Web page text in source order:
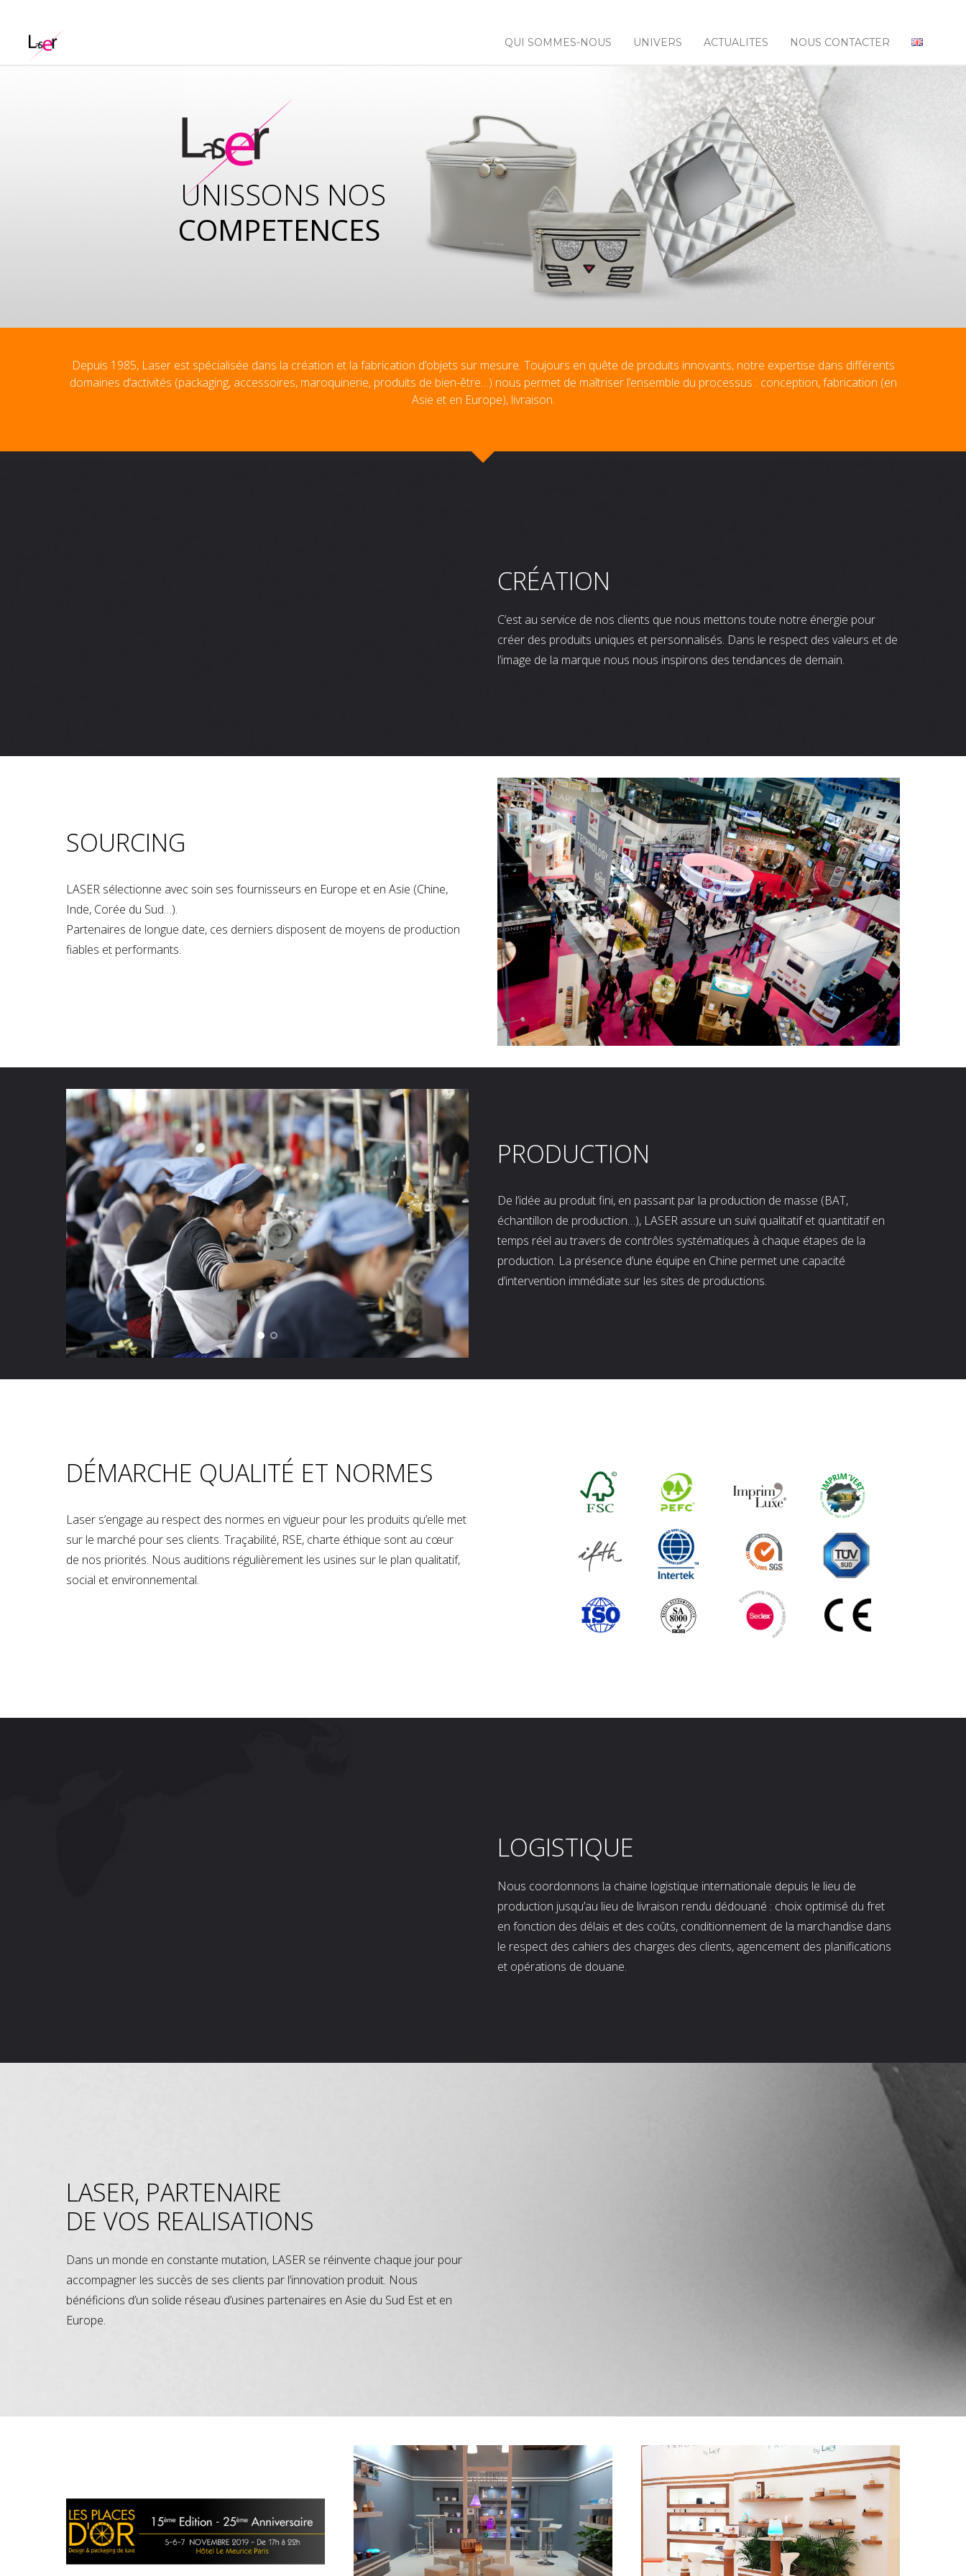
QUI SOMMES-NOUS UNIVERS ACTUALITES NOUS CONTACTER
COMPETENCES
UNISSONS NOS
Depuis 1985, Laser est spécialisée dans la création et la fabrication d’objets sur mesure. Toujours en quête de produits innovants, notre expertise dans différents
domaines d’activités (packaging, accessoires, maroquinerie, produits de bien-être…) nous permet de maîtriser l’ensemble du processus : conception, fabrication (en
Asie et en Europe), livraison.
CRÉATION
C’est au service de nos clients que nous mettons toute notre énergie pour
créer des produits uniques et personnalisés. Dans le respect des valeurs et de
l’image de la marque nous nous inspirons des tendances de demain.
SOURCING
LASER sélectionne avec soin ses fournisseurs en Europe et en Asie (Chine,
Inde, Corée du Sud…).
Partenaires de longue date, ces derniers disposent de moyens de production
fiables et performants.
PRODUCTION
De l’idée au produit fini, en passant par la production de masse (BAT,
échantillon de production…), LASER assure un suivi qualitatif et quantitatif en
temps réel au travers de contrôles systématiques à chaque étapes de la
production. La présence d’une équipe en Chine permet une capacité
d’intervention immédiate sur les sites de productions.
DÉMARCHE QUALITÉ ET NORMES
Laser s’engage au respect des normes en vigueur pour les produits qu’elle met
sur le marché pour ses clients. Traçabilité, RSE, charte éthique sont au cœur
de nos priorités. Nous auditions régulièrement les usines sur le plan qualitatif,
social et environnemental.
LOGISTIQUE
Nous coordonnons la chaine logistique internationale depuis le lieu de
production jusqu’au lieu de livraison rendu dédouané : choix optimisé du fret
en fonction des délais et des coûts, conditionnement de la marchandise dans
le respect des cahiers des charges des clients, agencement des planifications
et opérations de douane.
LASER, PARTENAIRE
DE VOS REALISATIONS
Dans un monde en constante mutation, LASER se réinvente chaque jour pour
accompagner les succès de ses clients par l’innovation produit. Nous
bénéficions d’un solide réseau d’usines partenaires en Asie du Sud Est et en
Europe.